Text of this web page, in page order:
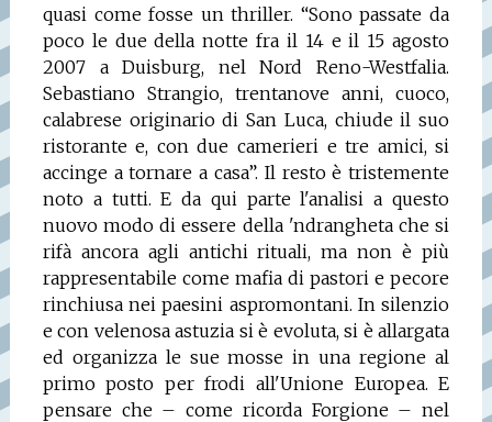
quasi come fosse un thriller. “Sono passate da
poco le due della notte fra il 14 e il 15 agosto
2007 a Duisburg, nel Nord Reno-Westfalia.
Sebastiano Strangio, trentanove anni, cuoco,
calabrese originario di San Luca, chiude il suo
ristorante e, con due camerieri e tre amici, si
accinge a tornare a casa”. Il resto è tristemente
noto a tutti. E da qui parte l'analisi a questo
nuovo modo di essere della 'ndrangheta che si
rifà ancora agli antichi rituali, ma non è più
rappresentabile come mafia di pastori e pecore
rinchiusa nei paesini aspromontani. In silenzio
e con velenosa astuzia si è evoluta, si è allargata
ed organizza le sue mosse in una regione al
primo posto per frodi all'Unione Europea. E
pensare che – come ricorda Forgione – nel